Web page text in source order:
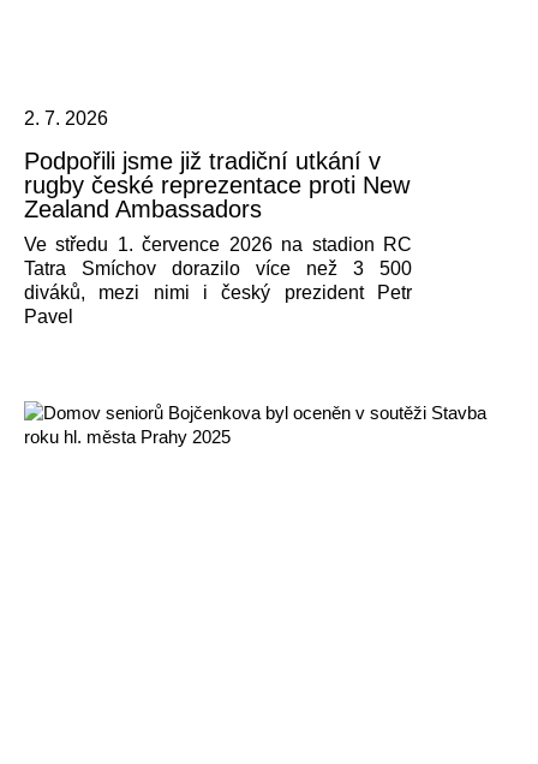
2. 7. 2026
Podpořili jsme již tradiční utkání v
rugby české reprezentace proti New
Zealand Ambassadors
Ve středu 1. července 2026 na stadion RC
Tatra Smíchov dorazilo více než 3 500
diváků, mezi nimi i český prezident Petr
Pavel